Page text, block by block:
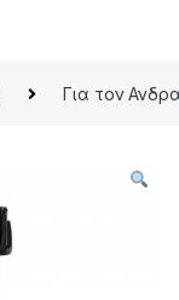
Για τον